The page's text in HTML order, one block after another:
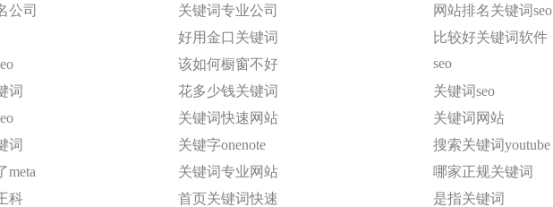
公司 关键词专业公司
网站排名关键词seo
好用金口关键词
比较好关键词软件
该如何橱窗不好
seo
词 花多少钱关键词
关键词seo
关键词快速网站
关键词网站
词 关键字onenote
搜索关键词youtube
meta 关键词专业网站
哪家正规关键词
科 首页关键词快速
是指关键词